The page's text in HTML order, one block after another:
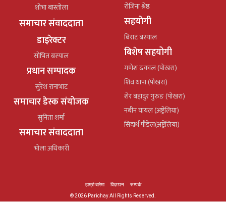
शोभा बास्तोला
समाचार संवाददाता
डाइरेक्टर
सोभित बस्याल
प्रधान सम्पादक
सुरेश रानाभाट
समाचार डेस्क संयोजक
सुनिता शर्मा
समाचार संवाददाता
भोला अधिकारी
रोजिना श्रेष्ठ
सहयोगी
बिराट बस्याल
बिशेष सहयोगी
गणेश ढकाल (पोखरा)
शिव थापा (पोखरा)
शेर बहादुर गुरुङ (पोखरा)
नबीन घायल (अष्ट्रेलिया)
सिदार्थ पौडेल(अष्ट्रेलिया)
हाम्रो बारेमा विज्ञापन
सम्पर्क
© 2026 Parichay All Rights Reserved.